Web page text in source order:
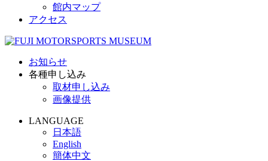
館内マップ
アクセス
お知らせ
各種申し込み
取材申し込み
画像提供
LANGUAGE
日本語
English
簡体中文